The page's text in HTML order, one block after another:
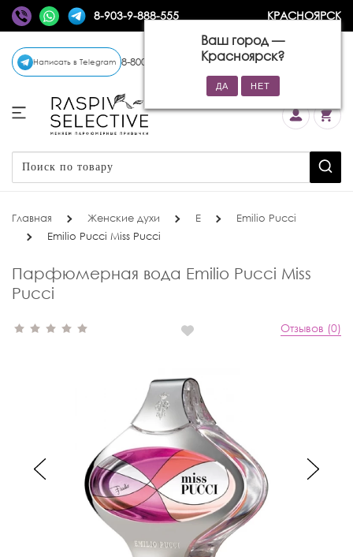
8-903-9-888-555 КРАСНОЯРСК
Ваш город —
Красноярск?
Написать в Telegram 8-800-770-72-34 (бесплатно)
Главная Женские духи E
Emilio Pucci
Emilio Pucci Miss Pucci
Парфюмерная вода Emilio Pucci Miss
Pucci
Отзывов (0)